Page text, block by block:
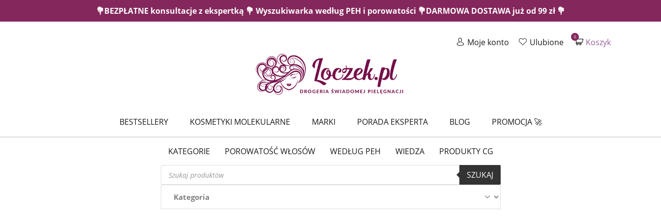
💐BEZPŁATNE konsultacje z ekspertką 💐 Wyszukiwarka według PEH i porowatości 💐DARMOWA DOSTAWA już od 99 zł 💐
Moje konto Ulubione Koszyk
0
BESTSELLERY KOSMETYKI MOLEKULARNE MARKI PORADA EKSPERTA BLOG PROMOCJA 🚀
KATEGORIE POROWATOŚĆ WŁOSÓW WEDŁUG PEH WIEDZA PRODUKTY CG
Wyszukiwarka
produktów
SZUKAJ